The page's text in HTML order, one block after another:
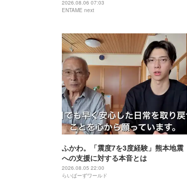
ット公開「美人で素敵」
2026.08.06 07:03
ENTAME next
ふかわ。「震度7を3度経験」熊本地震
への支援に対する本音とは
2026.08.05 22:00
らいばーずワールド